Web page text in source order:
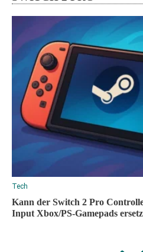
Tech
Kann der Switch 2 Pro
Input Xbox/PS-Gamepads